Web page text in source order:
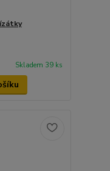
Skladem 39 ks